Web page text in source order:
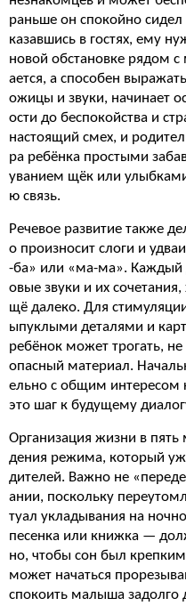
раньше он спокойно сидел
казавшись в гостях, ему
новой обстановке рядом
ается, а способен
ожицы и звуки, начинает
ости до беспокойства и
настоящий смех, и
ра ребёнка простыми
уванием щёк или
ю связь.
Речевое развитие также
о произносит слоги и
-ба» или «ма-ма». Каждый
овые звуки и их
щё далеко. Для
ыпуклыми деталями и
ребёнок может трогать,
опасный материал.
ельно с общим
это шаг к будущему
Организация жизни в пять
дения режима, который
дителей. Важно не
ании, поскольку
туал укладывания на
песенка или книжка —
но, чтобы сон был
может начаться
спокоить малыша задолго